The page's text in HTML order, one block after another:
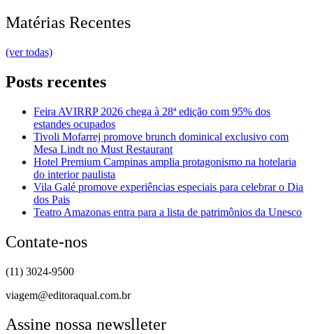
Matérias Recentes
(ver todas)
Posts recentes
Feira AVIRRP 2026 chega à 28ª edição com 95% dos
estandes ocupados
Tivoli Mofarrej promove brunch dominical exclusivo com
Mesa Lindt no Must Restaurant
Hotel Premium Campinas amplia protagonismo na hotelaria
do interior paulista
Vila Galé promove experiências especiais para celebrar o Dia
dos Pais
Teatro Amazonas entra para a lista de patrimônios da Unesco
Contate-nos
(11) 3024-9500
viagem@editoraqual.com.br
Assine nossa newslleter